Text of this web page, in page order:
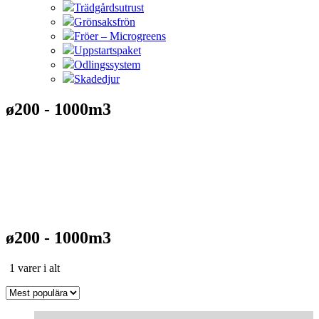
Trädgårdsutrust
Grönsaksfrön
Fröer – Microgreens
Uppstartspaket
Odlingssystem
Skadedjur
ø200 - 1000m3
ø200 - 1000m3
1 varer i altSortera
popularitet